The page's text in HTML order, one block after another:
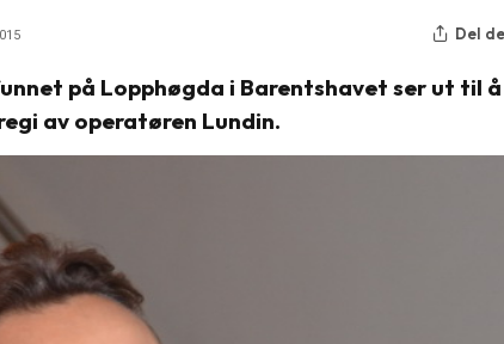
Del
på Lopphøgda i Barentshavet ser ut til
av operatøren Lundin.